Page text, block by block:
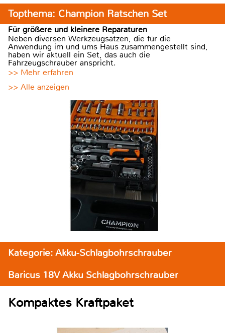
Topthema: Champion Ratschen Set
Für größere und kleinere Reparaturen
Neben diversen Werkzeugsätzen, die für die
Anwendung im und ums Haus zusammengestellt sind,
haben wir aktuell ein Set, das auch die
Fahrzeugschrauber anspricht.
>> Mehr erfahren
>> Alle anzeigen
Kategorie: Akku-Schlagbohrschrauber
Baricus 18V Akku Schlagbohrschrauber
Kompaktes Kraftpaket